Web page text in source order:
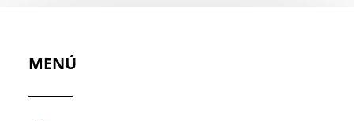
MENÚ